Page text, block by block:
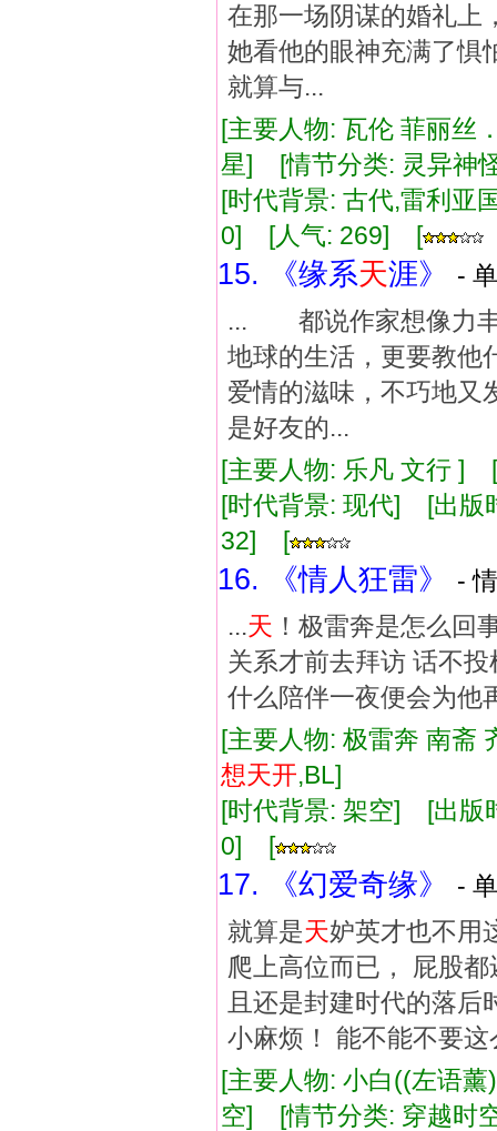
在那一场阴谋的婚礼上
她看他的眼神充满了惧
就算与...
[主要人物: 瓦伦 菲丽丝
星] [情节分类: 灵异神
[时代背景: 古代,雷利
0] [人气: 269] [
15. 《缘系天涯》
-
... 都说作家想像力丰
地球的生活，更要教他
爱情的滋味，不巧地又
是好友的...
[主要人物: 乐凡 文行
[时代背景: 现代] [出
32] [
16. 《情人狂雷》
-
...天 ！极雷奔是怎么回
关系才前去拜访 话不
什么陪伴一夜便会为他
[主要人物: 极雷奔 南
想天开,BL]
[时代背景: 架空] [出
0] [
17. 《幻爱奇缘》
-
就算是天妒英才也不用
爬上高位而已， 屁股
且还是封建时代的落
小麻烦！ 能不能不要
[主要人物: 小白((左语
空] [情节分类: 穿越时